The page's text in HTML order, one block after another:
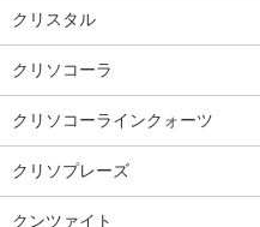
クリスタル
クリソコーラ
クリソコーラインクォーツ
クリソプレーズ
クンツァイト